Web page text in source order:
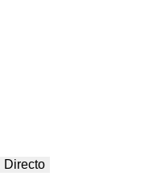
Directo